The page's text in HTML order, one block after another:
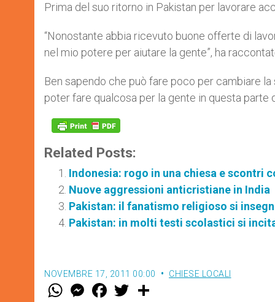
Prima del suo ritorno in Pakistan per lavorare
“Nonostante abbia ricevuto buone offerte di
nel mio potere per aiutare la gente”, ha
Ben sapendo che può fare poco per cambiare
poter fare qualcosa per la gente in questa parte
Related Posts:
Indonesia: rogo in una chiesa e scontri
Nuove aggressioni anticristiane in India
Pakistan: il fanatismo religioso si
Pakistan: in molti testi scolastici si
NOVEMBRE 17, 2011 00:00 CHIESE LOCALI
W M
e
F
a w